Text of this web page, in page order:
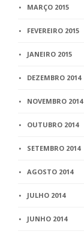
MARÇO 2015
FEVEREIRO 2015
JANEIRO 2015
DEZEMBRO 2014
NOVEMBRO 2014
OUTUBRO 2014
SETEMBRO 2014
AGOSTO 2014
JULHO 2014
JUNHO 2014